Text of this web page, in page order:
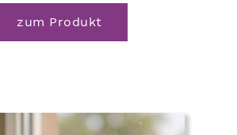
zum Produkt